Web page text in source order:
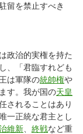
留を禁止すべき
は政治的実権を持た
、「君臨すれども
は軍隊の統帥権や
す。我が国の天皇
されることはあり
一正統な君主とし
維新 終戦など重